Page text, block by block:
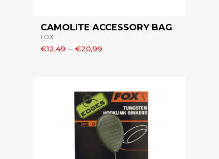
CAMOLITE ACCESSORY BAG
FOX
€12,49 – €20,99